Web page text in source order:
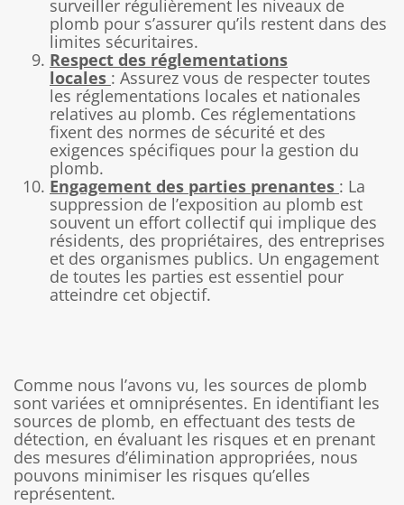
surveiller régulièrement les niveaux de
plomb pour s’assurer qu’ils restent dans des
limites sécuritaires.
Respect des réglementations
locales : Assurez vous de respecter toutes
les réglementations locales et nationales
relatives au plomb. Ces réglementations
fixent des normes de sécurité et des
exigences spécifiques pour la gestion du
plomb.
Engagement des parties prenantes : La
suppression de l’exposition au plomb est
souvent un effort collectif qui implique des
résidents, des propriétaires, des entreprises
et des organismes publics. Un engagement
de toutes les parties est essentiel pour
atteindre cet objectif.
Comme nous l’avons vu, les sources de plomb
sont variées et omniprésentes. En identifiant les
sources de plomb, en effectuant des tests de
détection, en évaluant les risques et en prenant
des mesures d’élimination appropriées, nous
pouvons minimiser les risques qu’elles
représentent.